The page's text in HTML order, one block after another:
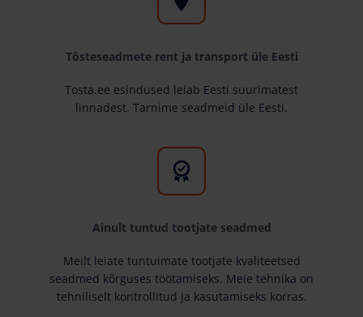
Tõsteseadmete rent ja transport üle Eesti
Tosta.ee esindused leiab Eesti suurimatest
linnadest. Tarnime seadmeid üle Eesti.
Ainult tuntud tootjate seadmed
Meilt leiate tuntuimate tootjate kvaliteetsed
seadmed kõrguses töötamiseks. Meie tehnika on
tehniliselt kontrollitud ja kasutamiseks korras.